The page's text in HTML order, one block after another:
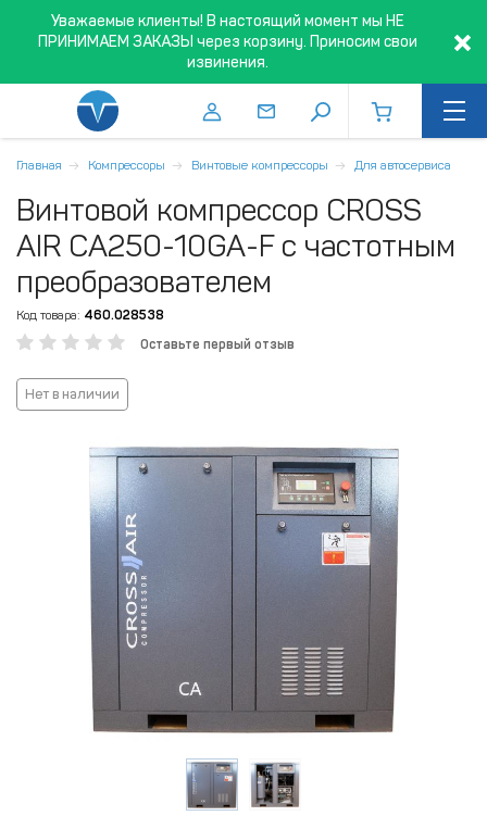
Уважаемые клиенты! В настоящий момент мы НЕ
ПРИНИМАЕМ ЗАКАЗЫ через корзину. Приносим свои
извинения.
Главная Компрессоры Винтовые компрессоры Для автосервиса
Винтовой компрессор CROSS
AIR CA250-10GA-F с частотным
преобразователем
Код товара: 460.028538
Оставьте первый отзыв
Нет в наличии